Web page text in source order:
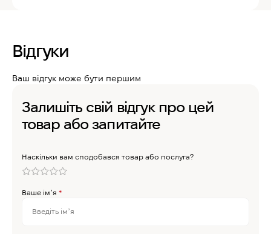
Відгуки
Ваш відгук може бути першим
Залишіть свій відгук про цей
товар або запитайте
Наскільки вам сподобався товар або послуга?
Ваше імʼя *